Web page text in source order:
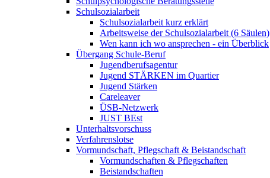
Schulsozialarbeit
Schulsozialarbeit kurz erklärt
Arbeitsweise der Schulsozialarbeit (6 Säulen)
Wen kann ich wo ansprechen - ein Überblick
Übergang Schule-Beruf
Jugendberufsagentur
Jugend STÄRKEN im Quartier
Jugend Stärken
Careleaver
ÜSB-Netzwerk
JUST BEst
Unterhaltsvorschuss
Verfahrenslotse
Vormundschaft, Pflegschaft & Beistandschaft
Vormundschaften & Pflegschaften
Beistandschaften